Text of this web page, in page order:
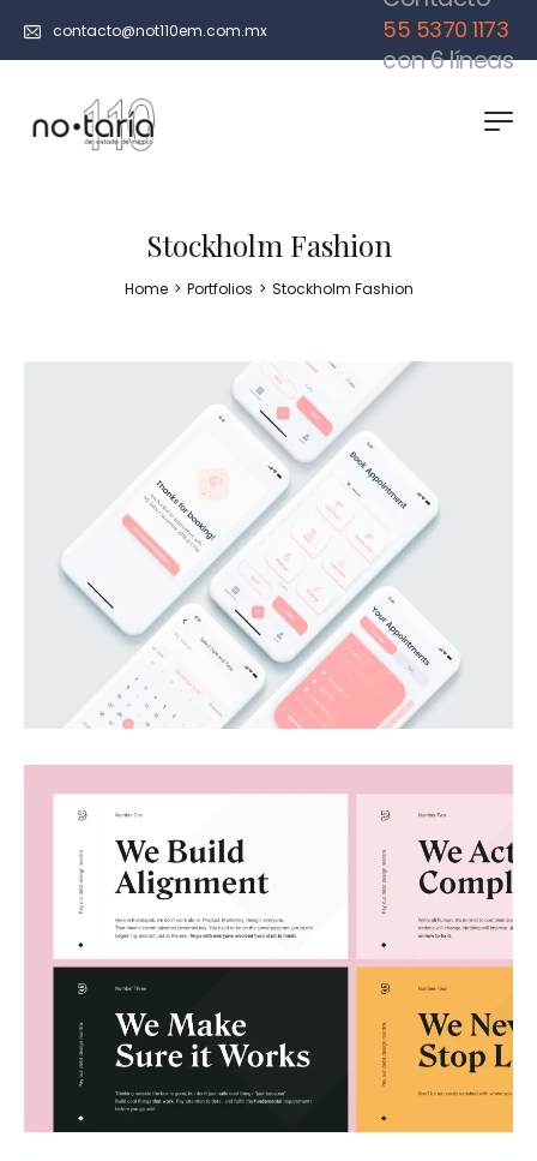
contacto@not110em.com.mx 55 5370 1173
con 6 líneas
Stockholm Fashion
Home > Portfolios > Stockholm Fashion